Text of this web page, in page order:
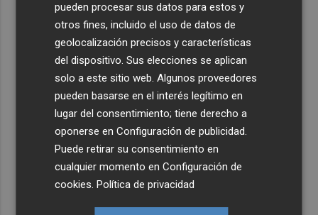
pueden procesar sus datos para estos y
otros fines, incluido el uso de datos de
geolocalización precisos y características
del dispositivo. Sus elecciones se aplican
solo a este sitio web. Algunos proveedores
pueden basarse en el interés legítimo en
lugar del consentimiento; tiene derecho a
oponerse enConfiguración de publicidad.
Puede retirar su consentimiento en
cualquier momento enConfiguración de
cookies.Política de privacidad